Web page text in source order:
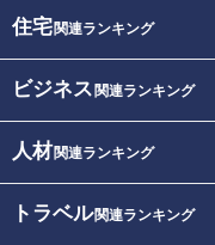
住宅関連ランキング
ビジネス 関連ランキング
人材関連ランキング
トラベル関連ランキング